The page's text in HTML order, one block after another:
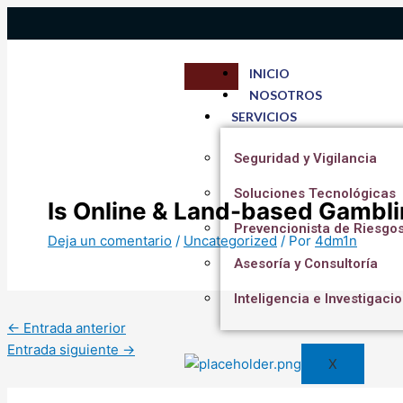
Ir
INICIO
NOSOTROS
SERVICIOS
Seguridad y Vigilancia
Soluciones Tecnológicas
Prevencionista de
Asesoría y Consultoría
Inteligencia e
X
Is Online & Land-based
Deja un comentario / Uncategorized / Por 4dm1n
← Entrada anterior
Entrada siguiente →
Escribe
Nombre*